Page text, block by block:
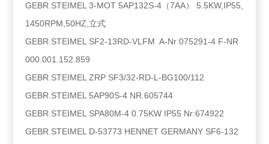
GEBR.STEIMEL 3-MOT 5AP132S-4（7AA） 5.5KW,IP55,
1450RPM,50HZ,立式
GEBR.STEIMEL SF2-13RD-VLFM A-Nr 075291-4 F-NR
000.001.152.859
GEBR.STEIMEL ZRP SF3/32-RD-L-BG100/112
GEBR.STEIMEL 5AP90S-4 NR.605744
GEBR.STEIMEL SPA80M-4 0.75KW IP55 Nr:674922
GEBR.STEIMEL D-53773 HENNET GERMANY SF6-132